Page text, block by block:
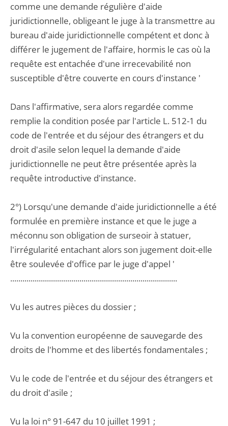
comme une demande régulière d'aide
juridictionnelle, obligeant le juge à la transmettre au
bureau d'aide juridictionnelle compétent et donc à
différer le jugement de l'affaire, hormis le cas où la
requête est entachée d'une irrecevabilité non
susceptible d'être couverte en cours d'instance '
Dans l'affirmative, sera alors regardée comme
remplie la condition posée par l'article L. 512-1 du
code de l'entrée et du séjour des étrangers et du
droit d'asile selon lequel la demande d'aide
juridictionnelle ne peut être présentée après la
requête introductive d'instance.
2°) Lorsqu'une demande d'aide juridictionnelle a été
formulée en première instance et que le juge a
méconnu son obligation de surseoir à statuer,
l'irrégularité entachant alors son jugement doit-elle
être soulevée d'office par le juge d'appel '
..................................................................................
Vu les autres pièces du dossier ;
Vu la convention européenne de sauvegarde des
droits de l'homme et des libertés fondamentales ;
Vu le code de l'entrée et du séjour des étrangers et
du droit d'asile ;
Vu la loi n° 91-647 du 10 juillet 1991 ;